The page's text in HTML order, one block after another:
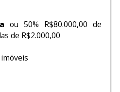
ou 50% R$80.000,00 de
de R$2.000,00